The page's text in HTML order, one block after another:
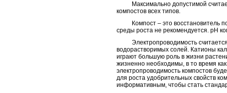
Максимально допустимой
компостов всех типов.
Компост – это восстановитель
среды роста не рекомендуется. рН
Электропроводимость
водорастворимых солей. Катионы
играют большую роль в жизни
жизненно необходимы, в то время
электропроводимость компостов
для роста удобрительных свойств
информативным, чтобы стать